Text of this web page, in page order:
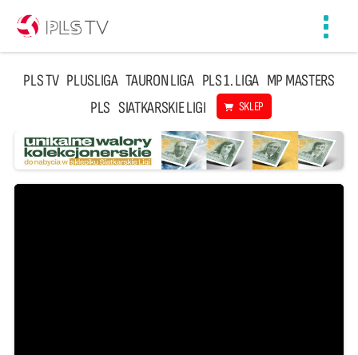
PLS TV PLUSLIGA TAURON LIGA PLS 1. LIGA MP MASTERS
PLS SIATKARSKIE LIGI SKLEP